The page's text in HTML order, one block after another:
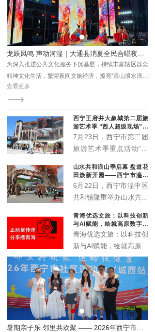
活力，以高规格阵容、高
标准服务、高效能保障，
为市民及游客呈现了一场
音乐盛宴，展现了高原古
城西宁的城市魅力与开放
形象。
茶卡盐湖凭借澄澈纯净的盐湖风光与自然治愈的高原景
观，成为青海文旅标志性名片。
查看更多
西宁王府井大象城第二届旅
游艺术季 “西人超级现场”启
幕
7月23日，西宁市第二届
旅游艺术季重点活动“西
象城启动。活动以“众智
成潮”为主题，联动“雪脉
计划”，汇聚川、藏、
机构，搭建西部青年文化
交流平台。
山水共和浪山季启幕 盘道花
田焕新开园——西宁市湟中
区共和镇农文旅深度融合再
6月22日，西宁市湟中区
共和镇隆重举办山水共和
田开业典礼。全新升级的
盘道花田景区正式对外开
放，众多干部群众、非遗
传承人、文艺爱好者及各
地游客齐聚葱湾村，共赏
花海盛景、共品乡土文
脉、共赴乡村文旅新盛
宴。
青海优选文旅：以科技创新
与AI赋能，绘就高原数字文
旅新画卷
青海优选文旅：以科技创
新与AI赋能，绘就高原数
字文旅新画卷